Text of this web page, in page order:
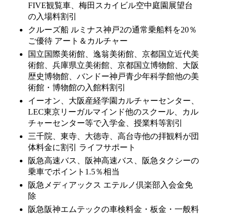
FIVE観覧車、梅田スカイビル空中庭園展望台
の入場料割引
クルーズ船 ルミナス神戸2の通常乗船料を20％
ご優待 アート＆カルチャー
国立国際美術館、逸翁美術館、京都国立近代美
術館、兵庫県立美術館、京都国立博物館、大阪
歴史博物館、バンドー神戸青少年科学館他の美
術館・博物館の入館料割引
イーオン、大阪産経学園カルチャーセンター、
LEC東京リーガルマインド他のスクール、カル
チャーセンター等で入学金、授業料等割引
三千院、東寺、大徳寺、高台寺他の拝観料が団
体料金に割引 ライフサポート
阪急高速バス、阪神高速バス、阪急タクシーの
乗車でポイント1.5％相当
阪急メディアックス エテルノ倶楽部入会金免
除
阪急阪神エムテックの車検料金・板金・一般料